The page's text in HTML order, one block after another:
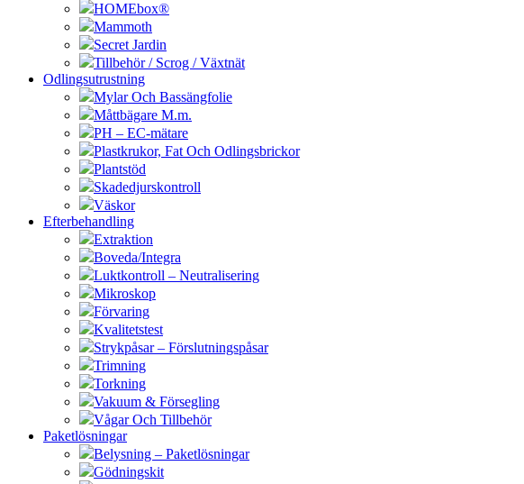
HOMEbox®
Mammoth
Secret Jardin
Tillbehör / Scrog / Växtnät
Odlingsutrustning
Mylar Och Bassängfolie
Måttbägare M.m.
PH – EC-mätare
Plastkrukor, Fat Och Odlingsbrickor
Plantstöd
Skadedjurskontroll
Väskor
Efterbehandling
Extraktion
Boveda/Integra
Luktkontroll – Neutralisering
Mikroskop
Förvaring
Kvalitetstest
Strykpåsar – Förslutningspåsar
Trimning
Torkning
Vakuum & Försegling
Vågar Och Tillbehör
Paketlösningar
Belysning – Paketlösningar
Gödningskit